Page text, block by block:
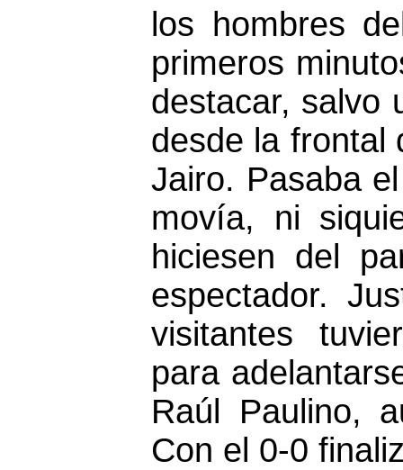
los hombres
primeros
destacar, salvo
desde la frontal
Jairo. Pasaba
movía, ni
hiciesen del
espectador.
visitantes
para
Raúl Paulino,
Con el 0-0